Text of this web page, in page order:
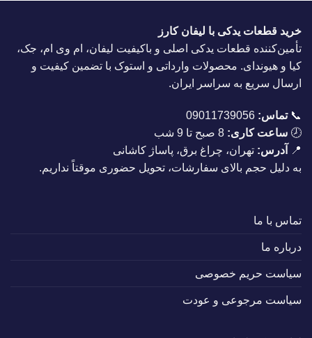
خرید قطعات یدکی با لیفان کارز
تأمین‌کننده قطعات یدکی اصلی و باکیفیت لیفان، ام وی ام، جک،
کیا و هیوندای. محصولات وارداتی و استوک با تضمین کیفیت و
ارسال سریع به سراسر ایران.
📞تماس: 09011739056
🕗 ساعت کاری:
📍
آدرس: تهران، چراغ برق، پاساژ کاشانی
به دلیل حجم بالای سفارشات، تحویل حضوری موقتاً نداریم.
تماس با ما
درباره ما
سیاست حریم خصوصی
سیاست مرجوعی و عودت